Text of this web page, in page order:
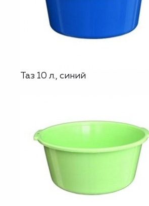
Таз 10 л., синий